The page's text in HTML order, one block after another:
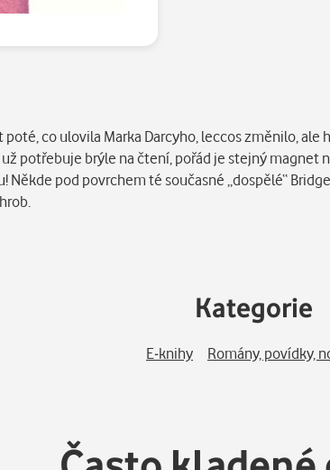
co ulovila Marka Darcyho, leccos změnilo,
potřebuje brýle na čtení, pořád je stejný magnet
pod povrchem té současné „dospělé“
Kategorie
E-knihy Romány, povídky,